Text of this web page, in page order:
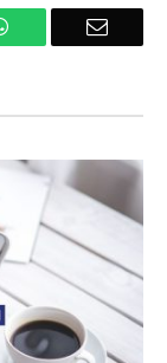
WhatsApp Email